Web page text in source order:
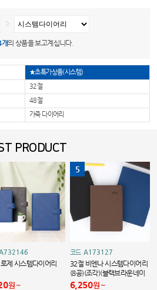
개의 상품을 보고계십니다.
★초특가상품(시스템)
32절
48절
가죽 다이어리
PRODUCT
제 시스템다이어리
원
5
코드 A173127
32절 비엔나 시스템다이어리
(8공)(조각)(블랙브라운네이
비)
6,250원